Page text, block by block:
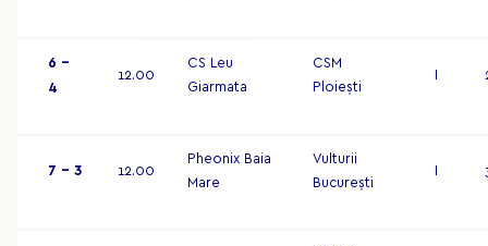
6 –
4
12.00
CS Leu
Giarmata
CSM
Ploiești
7 – 3 12.00
Pheonix Baia
Mare
Vulturii
București